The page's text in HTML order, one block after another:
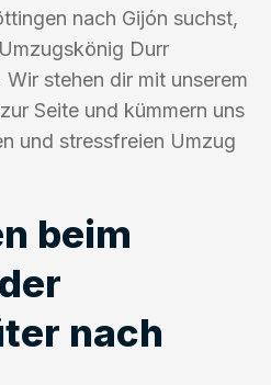
nach Gijón suchst,
Durr
stehen dir mit unserem
Seite und kümmern uns
und stressfreien Umzug
beim
nach